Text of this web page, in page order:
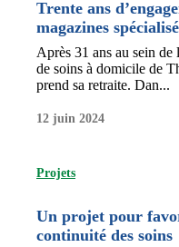
Trente ans
magazines
Après 31 ans au sein de
de soins à domicile de
prend sa retraite. Dan...
12 juin 2024
Projets
Un projet pour
continuité des soins